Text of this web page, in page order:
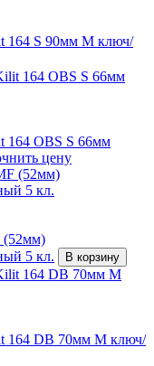
164 S 90мм M ключ/
164 OBS S 66мм
цену
(52мм)
5 кл.
В корзину
164 DB 70мм M ключ/